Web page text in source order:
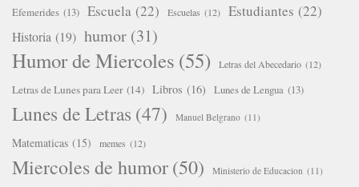
Efemerides (13) Escuela (22) Escuelas (12) Estudiantes (22)
Historia (19) humor (31)
Humor de Miercoles (55) Letras del Abecedario (12)
Letras de Lunes para Leer (14) Libros (16) Lunes de Lengua (13)
Lunes de Letras (47) Manuel Belgrano (11)
Matematicas (15) memes (12)
Miercoles de humor(50) Ministerio de Educacion (11)